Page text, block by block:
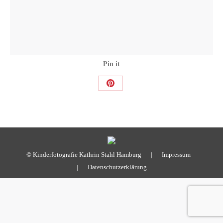
Pin it
Share
© Kinderfotografie Kathrin Stahl Hamburg | Impressum
| Datenschutzerklärung